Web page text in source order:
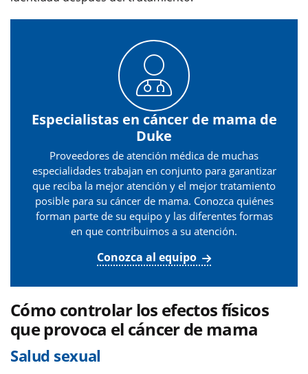
Especialistas en cáncer de mama de
Duke
Proveedores de atención médica de muchas
especialidades trabajan en conjunto para garantizar
que reciba la mejor atención y el mejor tratamiento
posible para su cáncer de mama. Conozca quiénes
forman parte de su equipo y las diferentes formas
en que contribuimos a su atención.
Conozca al equipo
Cómo controlar los efectos físicos
que provoca el cáncer de mama
Salud sexual